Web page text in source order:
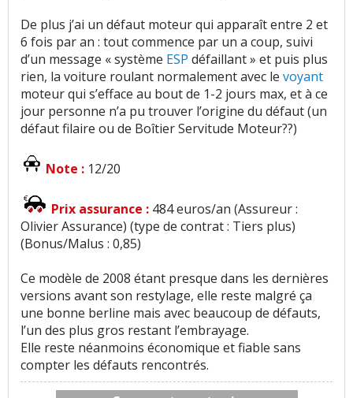
De plus j’ai un défaut moteur qui apparaît entre 2 et
6 fois par an : tout commence par un a coup, suivi
d’un message « système ESP défaillant » et puis plus
rien, la voiture roulant normalement avec le voyant
moteur qui s’efface au bout de 1-2 jours max, et à ce
jour personne n’a pu trouver l’origine du défaut (un
défaut filaire ou de Boîtier Servitude Moteur??)
Note : 12/20
Prix assurance : 484 euros/an (Assureur :
Olivier Assurance) (type de contrat : Tiers plus)
(Bonus/Malus : 0,85)
Ce modèle de 2008 étant presque dans les dernières
versions avant son restylage, elle reste malgré ça
une bonne berline mais avec beaucoup de défauts,
l’un des plus gros restant l’embrayage.
Elle reste néanmoins économique et fiable sans
compter les défauts rencontrés.